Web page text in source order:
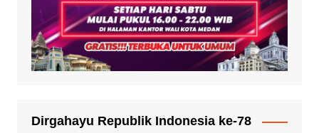
Dirgahayu Republik Indonesia ke-78